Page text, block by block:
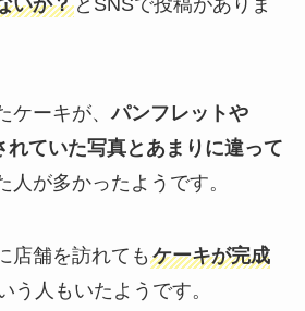
ケーキが、パンフレットや
ていた写真とあまりに違って
人が多かったようです。
店舗を訪れても ケーキが完成
う人もいたようです。